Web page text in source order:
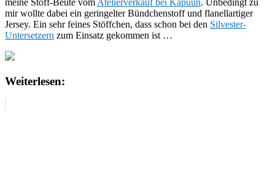
mir wollte dabei ein geringelter Bündchenstoff und flanellartiger
Jersey. Ein sehr feines Stöffchen, dass schon bei den Silvester-
Untersetzern zum Einsatz gekommen ist …
Weiterlesen: